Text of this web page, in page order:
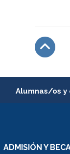
Alumnas/os
ADMISIÓN Y